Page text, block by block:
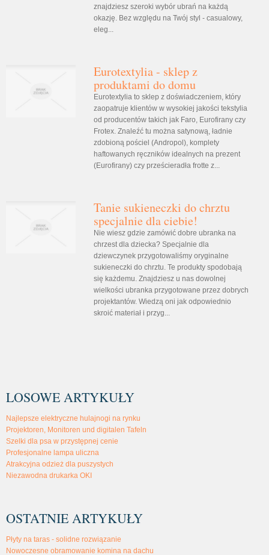
znajdziesz szeroki wybór ubrań na każdą
okazję. Bez względu na Twój styl - casualowy,
eleg...
Eurotextylia - sklep z
produktami do domu
Eurotextylia to sklep z doświadczeniem, który
zaopatruje klientów w wysokiej jakości tekstylia
od producentów takich jak Faro, Eurofirany czy
Frotex. Znaleźć tu można satynową, ładnie
zdobioną pościel (Andropol), komplety
haftowanych ręczników idealnych na prezent
(Eurofirany) czy prześcieradła frotte z...
Tanie sukieneczki do chrztu
specjalnie dla ciebie!
Nie wiesz gdzie zamówić dobre ubranka na
chrzest dla dziecka? Specjalnie dla
dziewczynek przygotowaliśmy oryginalne
sukieneczki do chrztu. Te produkty spodobają
się każdemu. Znajdziesz u nas dowolnej
wielkości ubranka przygotowane przez dobrych
projektantów. Wiedzą oni jak odpowiednio
skroić materiał i przyg...
LOSOWE ARTYKUŁY
Najlepsze elektryczne hulajnogi na rynku
Projektoren, Monitoren und digitalen Tafeln
Szelki dla psa w przystępnej cenie
Profesjonalne lampa uliczna
Atrakcyjna odzież dla puszystych
Niezawodna drukarka OKI
OSTATNIE ARTYKUŁY
Płyty na taras - solidne rozwiązanie
Nowoczesne obramowanie komina na dachu